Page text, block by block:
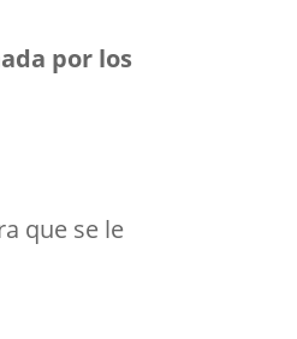
por los
que se le